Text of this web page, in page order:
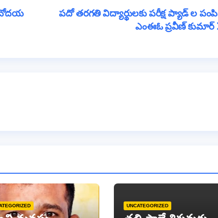
gr
పదో తరగతి విద్యార్థులకు పరీక్ష ప్యాడ్ ల
ఎంఈఓ ప్రవీణ్ కుమార్
UNCATEGORIZED